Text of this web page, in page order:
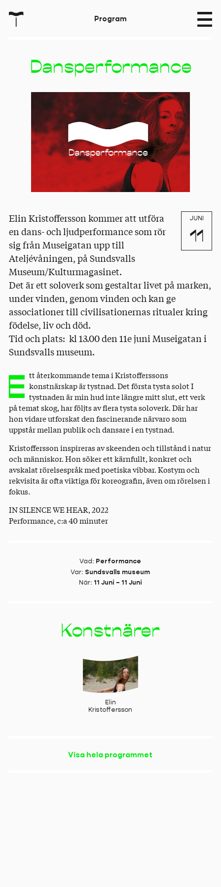
T Program
Dansperformance
JUNI
11
Elin Kristoffersson kommer att utföra
en dans- och ljudperformance som rör
sig från Museigatan upp till
Ateljévåningen, på Sundsvalls
Museum/Kulturmagasinet.
Det är ett soloverk som gestaltar livet på marken,
under vinden, genom vinden och kan ge
associationer till civilisationernas ritualer kring
födelse, liv och död.
Tid och plats: kl 13.00 den 11e juni Museigatan i
Sundsvalls museum.
E tt återkommande tema i Kristofferssons
konstnärskap är tystnad. Det första tysta solot I
tystnaden är min hud inte längre mitt slut, ett verk
på temat skog, har följts av flera tysta soloverk. Där har
hon vidare utforskat den fascinerande närvaro som
uppstår mellan publik och dansare i en tystnad.
Kristoffersson inspireras av skeenden och tillstånd i natur
och människor. Hon söker ett kärnfullt, konkret och
avskalat rörelsespråk med poetiska vibbar. Kostym och
rekvisita är ofta viktiga för koreografin, även om rörelsen i
fokus.
IN SILENCE WE HEAR, 2022
Performance, c:a 40 minuter
Vad: Performance
Var: Sundsvalls museum
När: 11 Juni – 11 Juni
Konstnärer
Elin
Kristoffersson
Visa hela programmet